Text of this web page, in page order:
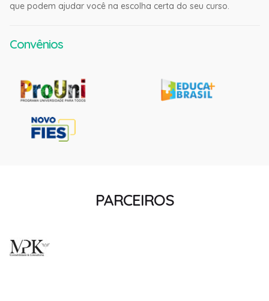
que podem ajudar você na escolha certa do seu curso.
Convênios
PARCEIROS